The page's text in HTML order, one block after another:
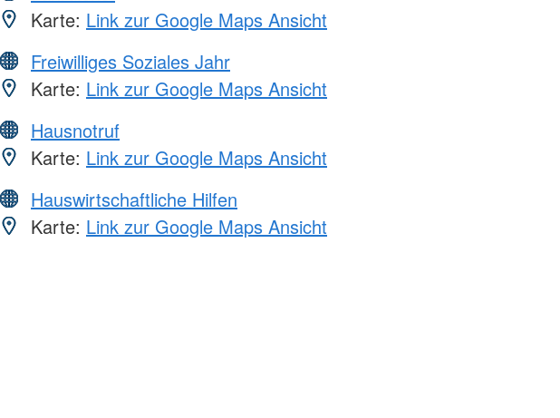
Karte: Link zur Google Maps Ansicht
Freiwilliges Soziales Jahr
Karte: Link zur Google Maps Ansicht
Hausnotruf
Karte: Link zur Google Maps Ansicht
Hauswirtschaftliche Hilfen
Karte: Link zur Google Maps Ansicht